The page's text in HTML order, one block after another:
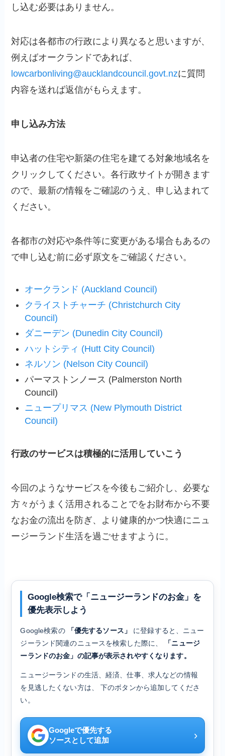
し込む必要はありません。
対応は各都市の行政により異なると思いますが、
例えばオークランドであれば、
lowcarbonliving@aucklandcouncil.govt.nzに質問
内容を送れば返信がもらえます。
申し込み方法
申込者の住宅や新築の住宅を建てる対象地域名を
クリックしてください。各行政サイトが開きます
ので、最新の情報をご確認のうえ、申し込まれて
ください。
各都市の対応や条件等に変更がある場合もあるの
で申し込む前に必ず原文をご確認ください。
オークランド (Auckland Council)
クライストチャーチ (Christchurch City
Council)
ダニーデン (Dunedin City Council)
ハットシティ (Hutt City Council)
ネルソン (Nelson City Council)
パーマストンノース (Palmerston North
Council)
ニュープリマス (New Plymouth District
Council)
行政のサービスは積極的に活用していこう
今回のようなサービスを今後もご紹介し、必要な
方々がうまく活用されることでをお財布から不要
なお金の流出を防ぎ、より健康的かつ快適にニュ
ージーランド生活を過ごせますように。
Google検索で「ニュージーランドのお金」を
優先表示しよう
Google検索の 「優先するソース」
に登録すると、ニュー
ジーランド関連のニュースを検索した際に、
「ニュージ
ーランドのお金」の記事が表示されやすくなります。
ニュージーランドの生活、経済、仕事、求人などの情報
を見逃したくない方は、 下のボタンから追加してくださ
い。
Googleで優先する
ソースとして追加
›